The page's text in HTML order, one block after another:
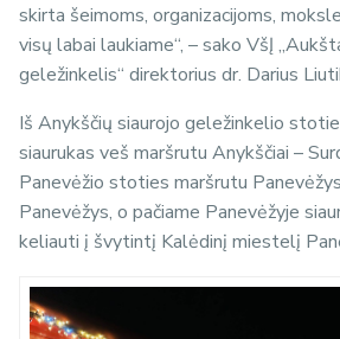
skirta šeimoms, organizacijoms,
visų labai laukiame“, – sako VšĮ
geležinkelis“ direktorius dr. Darius
Iš Anykščių siaurojo geležinkelio
siaurukas veš maršrutu Anykščiai –
Panevėžio stoties maršrutu
Panevėžys, o pačiame Panevėžyje
keliauti į švytintį Kalėdinį miestelį